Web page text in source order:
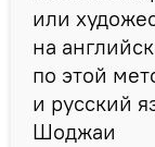
или
на
по этой
и русский
Шоджаи